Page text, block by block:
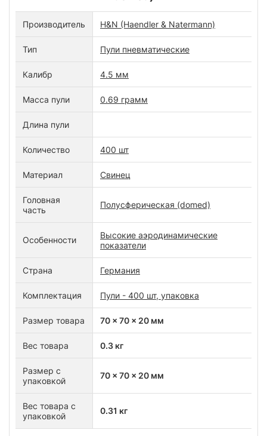
Производитель H&N (Haendler & Natermann)
Тип Пули пневматические
Калибр 4.5 мм
Масса пули 0.69 грамм
Длина пули
Количество 400 шт
Материал Свинец
Головная
часть
Полусферическая (domed)
Особенности
Высокие аэродинамические
показатели
Страна Германия
Комплектация Пули - 400 шт, упаковка
Размер товара 70 x 70 x 20 мм
Вес товара 0.3 кг
Размер с
упаковкой
70 x 70 x 20 мм
Вес товара с
упаковкой
0.31 кг